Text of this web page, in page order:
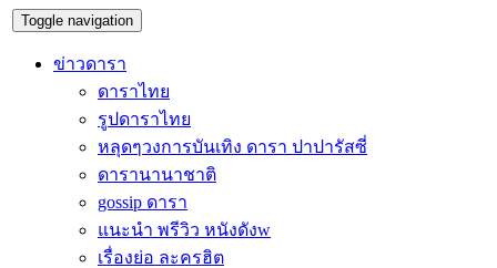
Toggle navigation
ข่าวดารา
ดาราไทย
รูปดาราไทย
หลุดๆวงการบันเทิง ดารา ปาปารัสซี่
ดารานานาชาติ
gossip ดารา
แนะนำ พรีวิว หนังดังw
เรื่องย่อ ละครฮิต